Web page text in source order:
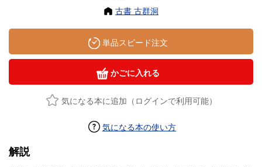
古書 古群洞
単品スピード注文
かごに入れる
気になる本に追加（ログインで利用可能）
気になる本の使い方
解説